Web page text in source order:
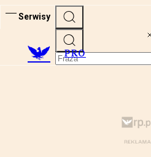
Serwisy
PRO